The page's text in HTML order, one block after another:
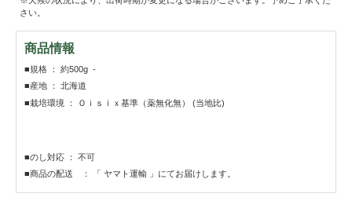
さい。
商品情報
■規格 ： 約500g -
■産地 ： 北海道
■栽培環境 ： Ｏｉｓｉｘ基準（薬無化無） (当地比)
■のし対応 ： 不可
■商品の配送 ： 「 ヤマト運輸 」にてお届けします。